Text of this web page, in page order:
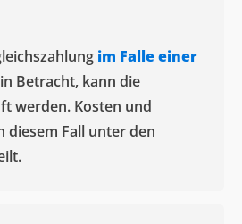
im Falle einer
Betracht, kann die
werden. Kosten und
diesem Fall unter den